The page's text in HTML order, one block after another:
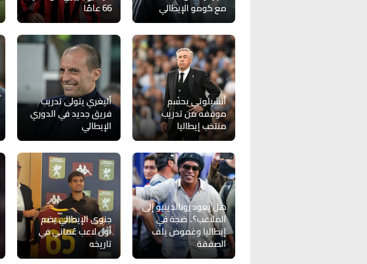
مع كومو الإيطالي 66 عامًا
أنشيلوتي يحسم
موقفه من تدريب
منتخب إيطاليا
أليغري يتولى تدريب
فريق جديد في الدوري
الإيطالي
هل يعود رونالدينيو إلى
الملاعب؟.. ضجة في
إيطاليا وغموض يلف
الصفقة
جنوى الإيطالي يضم
أول لاعب عُماني في
تاريخه